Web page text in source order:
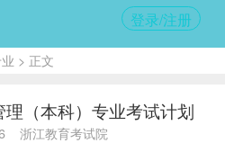
登录/注册
> 正文
（本科）专业考试计划
浙江教育考试院